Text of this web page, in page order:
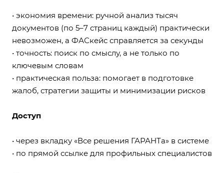
• экономия времени: ручной анализ тысяч
документов (по 5–7 страниц каждый) практически
невозможен, а ФАСкейс справляется за секунды
• точность: поиск по смыслу, а не только по
ключевым словам
• практическая польза: помогает в подготовке
жалоб, стратегии защиты и минимизации рисков
Доступ
• через вкладку «Все решения ГАРАНТа» в системе
• по прямой ссылке для профильных специалистов